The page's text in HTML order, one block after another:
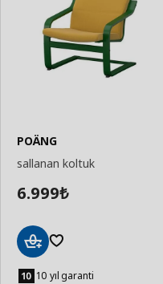
POÄNG
sallanan koltuk
6.999₺
Ekle 10 yıl garanti